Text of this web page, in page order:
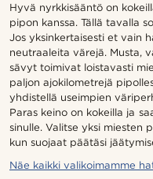
Hyvä nyrkkisääntö on
pipon kanssa. Tällä tavalla
Jos yksinkertaisesti et vain
neutraaleita värejä. Musta,
sävyt toimivat loistavasti
paljon ajokilometrejä
yhdistellä useimpien
Paras keino on kokeilla ja
sinulle. Valitse yksi miesten
kun suojaat päätäsi
Näe kaikki valikoimamme